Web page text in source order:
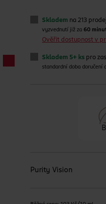
Skladem na 213
vyzvednutí již za60
Ověřit dostupnost v
Skladem 5+ ks pro
standardní doba doručení
Purity Vision